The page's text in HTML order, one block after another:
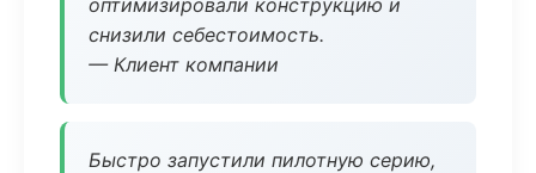
оптимизировали конструкцию и
снизили себестоимость.
— Клиент компании
Быстро запустили пилотную серию,